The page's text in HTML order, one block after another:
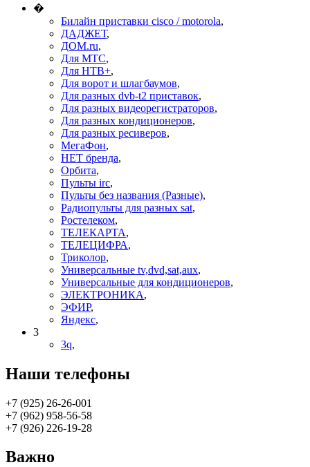
�
Билайн приставки cisco / motorola,
ДАДЖЕТ,
ДОМ.ru,
Для МТС,
Для НТВ+,
Для ворот и шлагбаумов,
Для разных dvb-t2 приставок,
Для разных видеорегистраторов,
Для разных кондиционеров,
Для разных ресиверов,
МегаФон,
НЕТ бренда,
Орбита,
Пульты irc,
Пульты без названия (Разные),
Радиопульты для разных sat,
Ростелеком,
ТЕЛЕКАРТА,
ТЕЛЕЦИФРА,
Триколор,
Универсальные tv,dvd,sat,aux,
Универсальные для кондиционеров,
ЭЛЕКТРОНИКА,
ЭФИР,
Яндекс,
3
3q,
Наши телефоны
+7 (925) 26-26-001
+7 (962) 958-56-58
+7 (926) 226-19-28
Важно